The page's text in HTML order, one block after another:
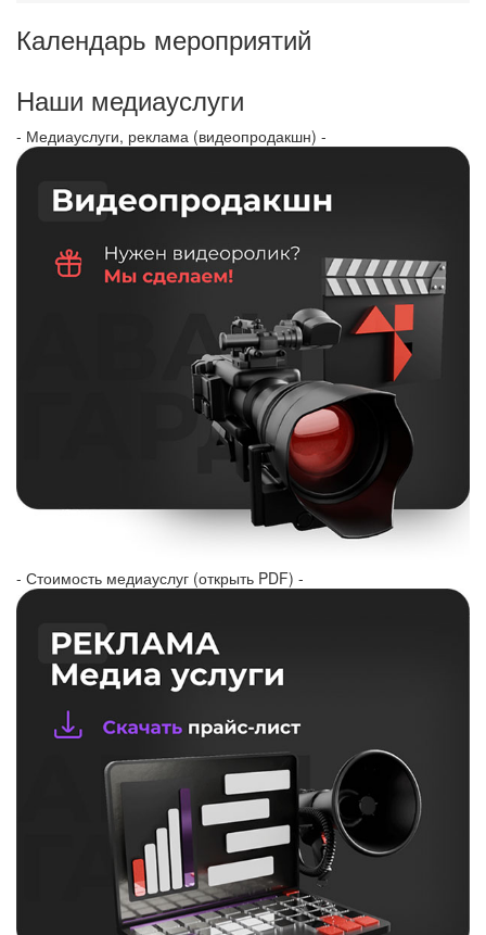
Календарь мероприятий
Наши медиауслуги
- Медиауслуги, реклама (видеопродакшн) -
- Стоимость медиауслуг (открыть PDF) -